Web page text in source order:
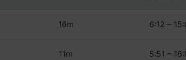
16m 6:12 –
11m 5:51 –